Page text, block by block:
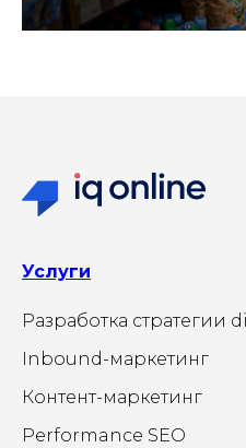
Услуги
Разработка стратегии
Inbound-маркетинг
Контент-маркетинг
Performance SEO